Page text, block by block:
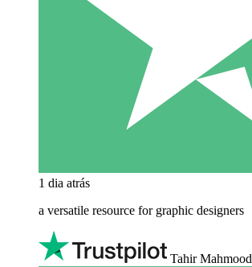
1 dia atrás
a versatile resource for graphic designers
Tahir Mahmood